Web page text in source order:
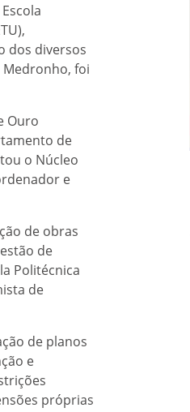
dos diversos
Medronho, foi
Ouro
de
o Núcleo
e
de obras
de
Politécnica
de
de planos
e
próprias